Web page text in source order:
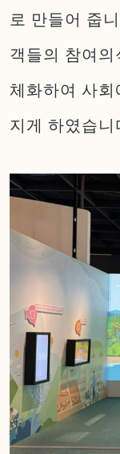
로 만들어 줍
객들의 참여
체화하여 사
지게 하였습니